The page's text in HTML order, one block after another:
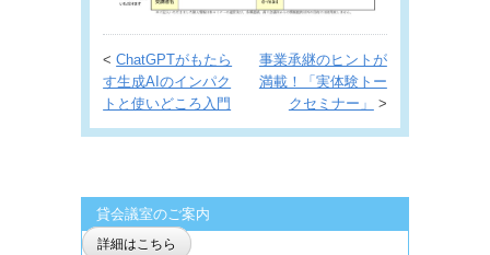
<ChatGPTがもたら
す生成AIのインパク
トと使いどころ入門
事業承継のヒントが
満載！「実体験トー
クセミナー」
>
貸会議室のご案内
詳細はこちら